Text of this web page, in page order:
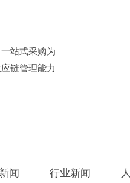
站式采购为
链管理能力
闻 行业新闻